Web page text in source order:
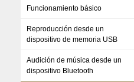
Funcionamiento básico
Reproducción desde un
dispositivo de memoria USB
Audición de música desde un
dispositivo Bluetooth